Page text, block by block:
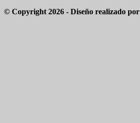
© Copyright 2026 - Diseño realizado por